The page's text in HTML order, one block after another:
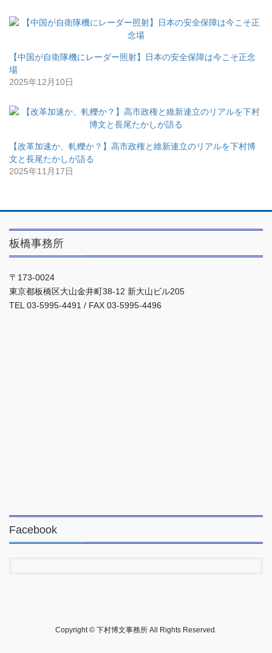
【中国が自衛隊機にレーダー照射】日本の安全保障は今こそ正念
場
2025年12月10日
【改革加速か、軋轢か？】高市政権と維新連立のリアルを下村博
文と長尾たかしが語る
2025年11月17日
板橋事務所
〒173-0024
東京都板橋区大山金井町38-12 新大山ビル205
TEL 03-5995-4491 / FAX 03-5995-4496
Facebook
Copyright © 下村博文事務所 All Rights Reserved.